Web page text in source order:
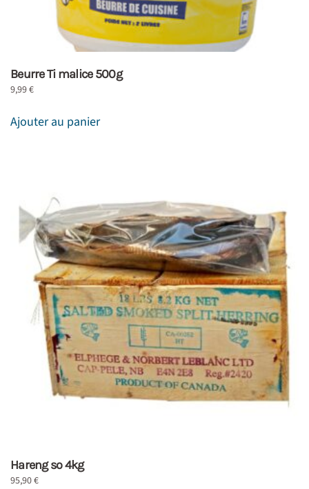
Beurre Ti malice 500g
9,99€
Ajouter au panier
Hareng so 4kg
95,90€